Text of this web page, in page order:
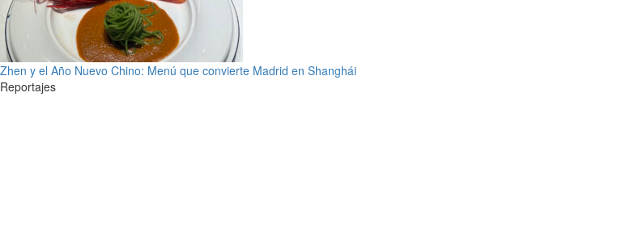
Zhen y el Año Nuevo Chino: Menú que convierte Madrid en Shanghái
Reportajes